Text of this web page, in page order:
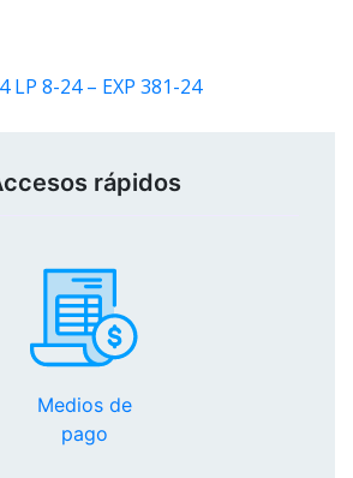
LP 8-24 – EXP 381-24
rápidos
Medios de
pago